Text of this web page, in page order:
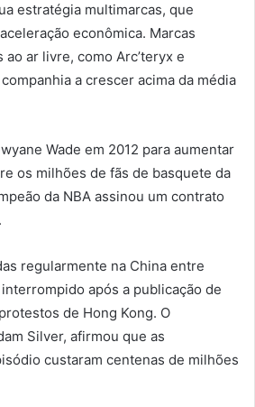
estratégia multimarcas, que
econômica. Marcas
ar livre, como Arc’teryx e
a crescer acima da média
Wade em 2012 para aumentar
os milhões de fãs de basquete da
da NBA assinou um contrato
regularmente na China entre
após a publicação de
de Hong Kong. O
Silver, afirmou que as
custaram centenas de milhões